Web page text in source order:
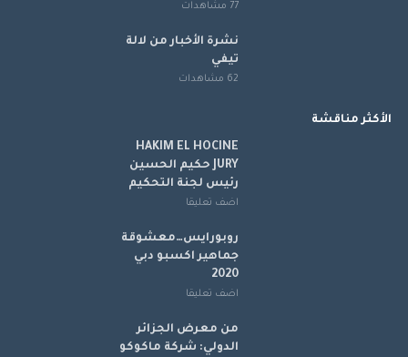
77 مشاهدات
نشرة الأخبار من لالة
تيفي
62 مشاهدات
الأكثر مناقشة
HAKIM EL HOCINE
JURY حكيم الحسين
رئيس لجنة التحكيم
اضف تعليقا
روبورايس…معشوقة
جماهير اكسبو دبي
2020
اضف تعليقا
من معرض الجزائر
الدولي: شركة ماكوكو